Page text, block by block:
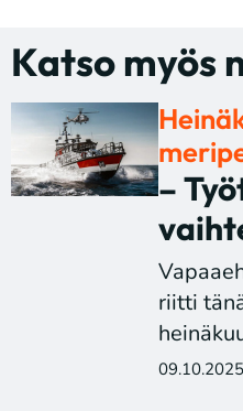
Katso myös
–
riitti
09.10.2025